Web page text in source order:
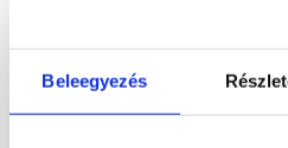
BeleegyezésA larvikit sötétebb,
finom fényjátékkal